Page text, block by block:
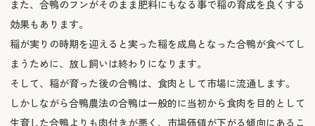
また、合鴨のフンがそのまま肥料にもなる事で稲の育成を良くする
効果もあります。
稲が実りの時期を迎えると実った稲を成鳥となった合鴨が食べてし
まうために、放し飼いは終わりになります。
そして、稲が育った後の合鴨は、食肉として市場に流通します。
しかしながら合鴨農法の合鴨は一般的に当初から食肉を目的として
生育した合鴨よりも肉付きが悪く、市場価値が下がる傾向にあるこ